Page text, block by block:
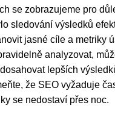
se zobrazujeme pro
sledování výsledků
jasné cíle a metriky
analyzovat,
lepších
že SEO vyžaduje
se nedostaví přes noc.